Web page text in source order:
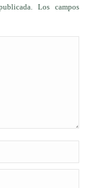
Los campos